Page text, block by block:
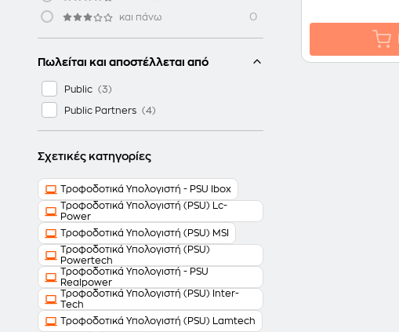
και πάνω 0
Πωλείται και αποστέλλεται από
Public
Public Partners
Σχετικές κατηγορίες
Τροφοδοτικά Υπολογιστή - PSU Ibox
Τροφοδοτικά Υπολογιστή (PSU) Lc-
Power
Τροφοδοτικά Υπολογιστή (PSU) MSI
Τροφοδοτικά Υπολογιστή (PSU)
Powertech
Τροφοδοτικά Υπολογιστή - PSU
Realpower
Τροφοδοτικά Υπολογιστή (PSU) Inter-
Tech
Τροφοδοτικά Υπολογιστή (PSU) Lamtech